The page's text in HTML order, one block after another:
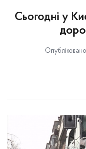
Сьогодні у